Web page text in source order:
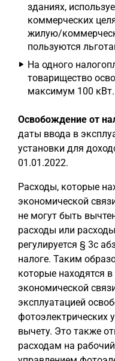
зданиях,
коммерческих
жилую/
пользуются
На одного
товарищество
максимум 100 кВт.
Освобождение от
даты ввода в
установки для
01.01.2022.
Расходы, которые
экономической
не могут быть
расходы или
регулируется § 3c
налоге. Таким
которые находятся
экономической
эксплуатацией
фотоэлектрических
вычету. Это также
расходам на